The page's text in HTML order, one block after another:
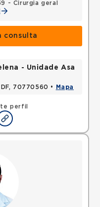
- Cirurgia geral
consulta
perfil
- Unidade Asa
DF, 70770560 • Mapa